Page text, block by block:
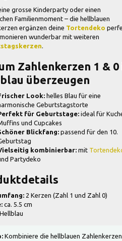
grosse Kinderparty oder einen
Familienmoment – die hellblauen
ergänzen deine Tortendeko
wunderbar mit weiteren
Zahlenkerzen 1 & 0
überzeugen
Look:helles Blau für eine
Geburtstagstorte
für Geburtstage:ideal für
und Cupcakes
Blickfang:passend für den 10.
kombinierbar:mit
Partydeko
2 Kerzen (Zahl 1 und Zahl 0)
ca. 5.5 cm
Kombiniere die hellblauen Zahlenkerzen